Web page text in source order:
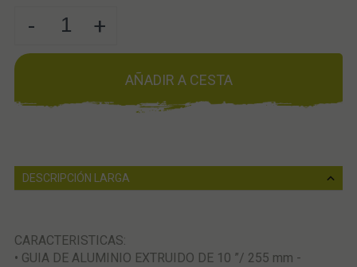
- +
AÑADIR A CESTA
DESCRIPCIÓN LARGA
CARACTERISTICAS:
• GUIA DE ALUMINIO EXTRUIDO DE 10 ”/ 255 mm -